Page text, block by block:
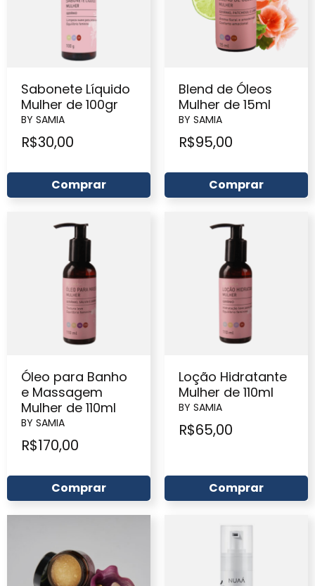
Sabonete Líquido
Mulher de 100gr
BY SAMIA
R$30,00
Comprar
Blend de Óleos
Mulher de 15ml
BY SAMIA
R$95,00
Comprar
Óleo para Banho
e Massagem
Mulher de 110ml
BY SAMIA
R$170,00
Comprar
Loção Hidratante
Mulher de 110ml
BY SAMIA
R$65,00
Comprar